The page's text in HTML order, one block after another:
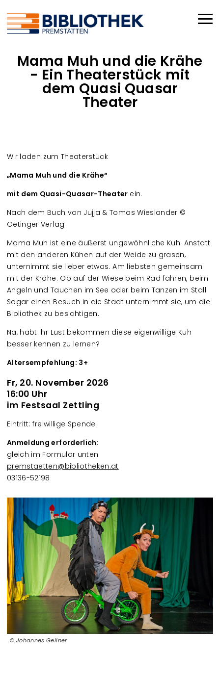
Direkt zum Inhalt
Mama Muh und die Krähe
- Ein Theaterstück mit
dem Quasi Quasar
Theater
Wir laden zum Theaterstück
„Mama Muh und die Krähe“
mit dem Quasi-Quasar-Theater ein.
Nach dem Buch von Jujja & Tomas Wieslander ©
Oetinger Verlag
Mama Muh ist eine äußerst ungewöhnliche Kuh. Anstatt
mit den anderen Kühen auf der Weide zu grasen,
unternimmt sie lieber etwas. Am liebsten gemeinsam
mit der Krähe. Ob auf der Wiese beim Rad fahren, beim
Angeln und Tauchen im See oder beim Tanzen im Stall.
Sogar einen Besuch in die Stadt unternimmt sie, um die
Bibliothek zu besichtigen.
Na, habt ihr Lust bekommen diese eigenwillige Kuh
besser kennen zu lernen?
Altersempfehlung: 3+
Fr, 20. November 2026
16:00 Uhr
im Festsaal Zettling
Eintritt: freiwillige Spende
Anmeldung erforderlich:
gleich im Formular unten
premstaetten@bibliotheken.at
03136-52198
Johannes Gellner